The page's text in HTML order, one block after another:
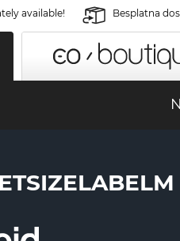
available! Besplatna